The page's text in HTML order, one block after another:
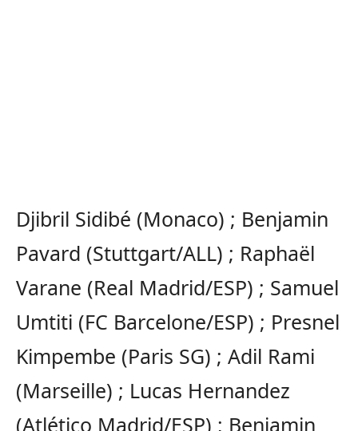
Djibril Sidibé (Monaco) ; Benjamin
Pavard (Stuttgart/ALL) ; Raphaël
Varane (Real Madrid/ESP) ; Samuel
Umtiti (FC Barcelone/ESP) ; Presnel
Kimpembe (Paris SG) ; Adil Rami
(Marseille) ; Lucas Hernandez
(Atlético Madrid/ESP) ; Benjamin